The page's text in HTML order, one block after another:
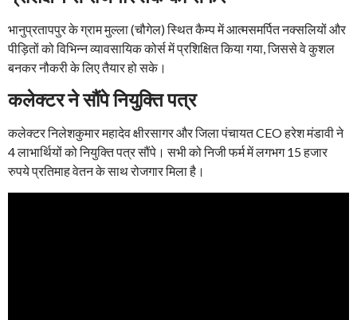
भानुप्रतापपुर के ग्राम मुल्ला (चौगेल) स्थित कैम्प में आत्मसमर्पित नक्सलियों और
पीड़ितों को विभिन्न व्यावसायिक कोर्स में प्रशिक्षित किया गया, जिससे वे कुशल
बनकर नौकरी के लिए तैयार हो सके।
कलेक्टर ने सौंपे नियुक्ति पत्र
कलेक्टर निलेशकुमार महादेव क्षीरसागर और जिला पंचायत CEO हरेश मंडावी ने
4 लाभार्थियों को नियुक्ति पत्र सौंपे। सभी को निजी फर्म में लगभग 15 हजार
रुपये प्रतिमाह वेतन के साथ रोजगार मिला है।